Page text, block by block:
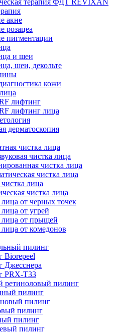
терапия ФДТ REVIXAN
акне
розацеа
пигментации
и шеи
шеи, декольте
кожи
лифтинг
лифтинг лица
дерматоскопия
чистка лица
чистка лица
чистка лица
чистка лица
лица
чистка лица
от черных точек
от угрей
лица от прыщей
от комедонов
пилинг
Biorepeel
Джесснера
PRX-T33
ретиноловый пилинг
пилинг
пилинг
пилинг
пилинг
пилинг